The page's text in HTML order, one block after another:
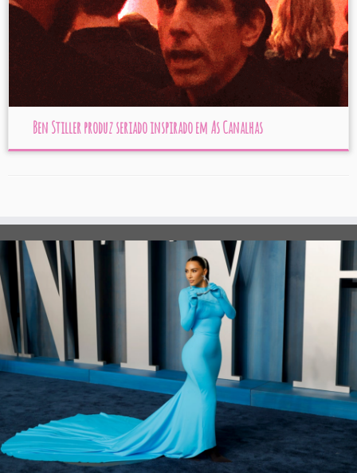
Ben Stiller produz seriado inspirado em As Canalhas